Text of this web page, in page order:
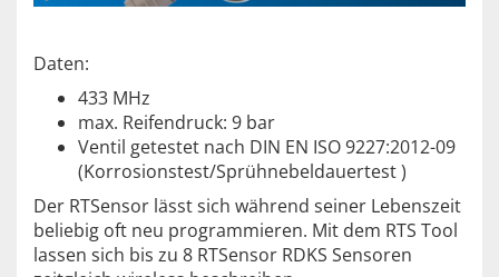
Daten:
433 MHz
max. Reifendruck: 9 bar
Ventil getestet nach DIN EN ISO 9227:2012-09
(Korrosionstest/Sprühnebeldauertest )
Der RTSensor lässt sich während seiner Lebenszeit
beliebig oft neu programmieren. Mit dem RTS Tool
lassen sich bis zu 8 RTSensor RDKS Sensoren